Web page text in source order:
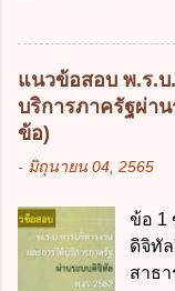
ประ
รักษ
ประม
กระท
โปร่
บัญญั
ให้ก
เศร
อย่า
2 สั
ในป
สาธา
เกินร้
กฎห
ธรร
เพื่อ
แนวข้อสอบ พ.ร.บ
บริการภาครัฐผ่า
ข้อ)
- มิถุนายน 04, 2565
ข้อ 1
ดิจิทั
สาธ